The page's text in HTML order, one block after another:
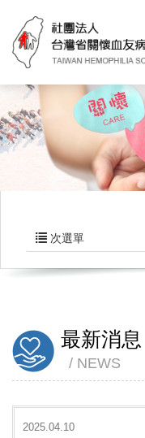
次選單
最新消息
NEWS
2025.04.10